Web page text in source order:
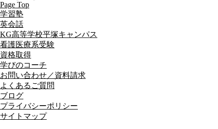
Page Top
学習塾
英会話
KG高等学校平塚キャンパス
看護医療系受験
資格取得
学びのコーチ
お問い合わせ／資料請求
よくあるご質問
ブログ
プライバシーポリシー
サイトマップ